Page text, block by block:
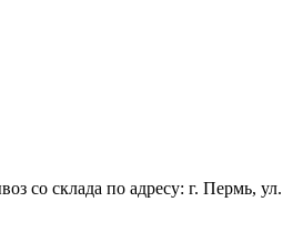
со склада по адресу: г. Пермь, ул.